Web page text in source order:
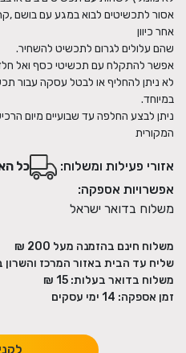
אסור לתכשיטים לבוא במגע עם בושם
לא ניתן להחליף או לבטל עסקה עבור
ניתן לבצע החלפה עד שבועיים מיום
המקורית
אזורי פעילות ומשלוח:
כל
אפשרויות אספקה:
משלוח בדואר ישראל
משלוח חינם בהזמנה מעל 200
₪
שליח עד הבית באזור המרכז והשרון
משלוח בדואר בעלות:
זמן אספקה: 14 ימי עסקים